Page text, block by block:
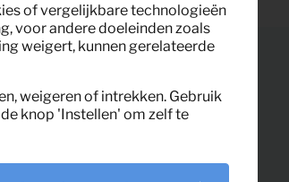
of vergelijkbare technologieën
voor andere doeleinden zoals
weigert, kunnen gerelateerde
weigeren of intrekken. Gebruik
knop 'Instellen' om zelf te